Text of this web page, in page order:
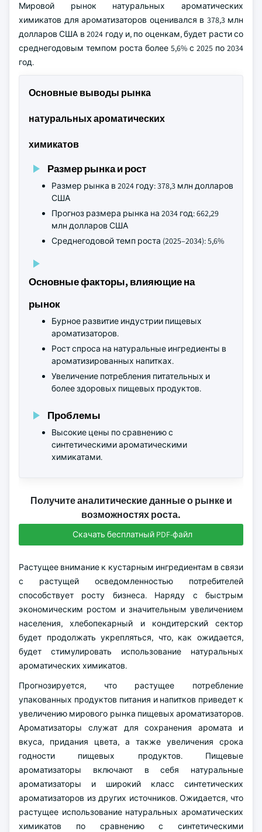
Мировой рынок натуральных ароматических
химикатов для ароматизаторов оценивался в 378,3 млн
долларов США в 2024 году и, по оценкам, будет расти со
среднегодовым темпом роста более 5,6% с 2025 по 2034
год.
Основные выводы рынка
натуральных ароматических
химикатов
Размер рынка и рост
Размер рынка в 2024 году: 378,3 млн долларов
США
Прогноз размера рынка на 2034 год: 662,29
млн долларов США
Среднегодовой темп роста (2025–2034): 5,6%
Основные факторы, влияющие на
рынок
Бурное развитие индустрии пищевых
ароматизаторов.
Рост спроса на натуральные ингредиенты в
ароматизированных напитках.
Увеличение потребления питательных и
более здоровых пищевых продуктов.
Проблемы
Высокие цены по сравнению с
синтетическими ароматическими
химикатами.
Получите аналитические данные о рынке и
возможностях роста.
Скачать бесплатный PDF-файл
Растущее внимание к кустарным ингредиентам в связи
с растущей осведомленностью потребителей
способствует росту бизнеса. Наряду с быстрым
экономическим ростом и значительным увеличением
населения, хлебопекарный и кондитерский сектор
будет продолжать укрепляться, что, как ожидается,
будет стимулировать использование натуральных
ароматических химикатов.
Прогнозируется, что растущее потребление
упакованных продуктов питания и напитков приведет к
увеличению мирового рынка пищевых ароматизаторов.
Ароматизаторы служат для сохранения аромата и
вкуса, придания цвета, а также увеличения срока
годности пищевых продуктов. Пищевые
ароматизаторы включают в себя натуральные
ароматизаторы и широкий класс синтетических
ароматизаторов из других источников. Ожидается, что
растущее использование натуральных ароматических
химикатов по сравнению с синтетическими